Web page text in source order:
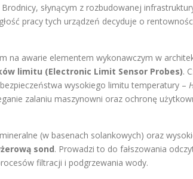
słynącym z rozbudowanej
pracy tych urządzeń decyduje o
na awarie elementem wykonawczym w
limitu (Electronic Limit Sensor Probes).
wysokiego limitu temperatury –
zalaniu maszynowni oraz ochronę
(w basenach solankowych) oraz
sond. Prowadzi to do fałszowania
filtracji i podgrzewania wody.